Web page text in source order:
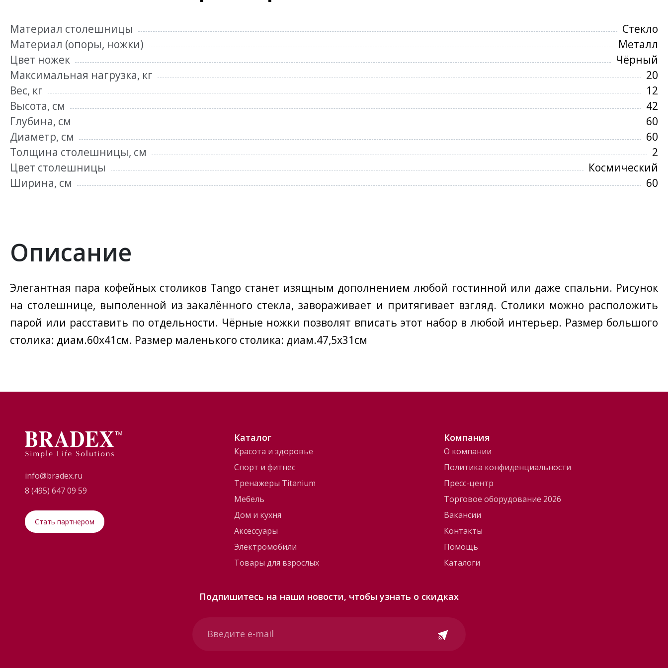
Материал столешницы
Стекло
Материал (опоры, ножки)
Металл
Цвет ножек
Чёрный
Максимальная нагрузка, кг
20
Вес, кг
12
Высота, см
42
Глубина, см
60
Диаметр, см
60
Толщина столешницы, см
2
Цвет столешницы
Космический
Ширина, см
60
Описание
Элегантная пара кофейных столиков Tango станет изящным дополнением любой гостинной или даже спальни. Рисунок
на столешнице, выполенной из закалённого стекла, завораживает и притягивает взгляд. Столики можно расположить
парой или расставить по отдельности. Чёрные ножки позволят вписать этот набор в любой интерьер. Размер большого
столика: диам.60х41см. Размер маленького столика: диам.47,5х31см
info@bradex.ru
8 (495) 647 09 59
Стать партнером
Каталог
Красота и здоровье
Спорт и фитнес
Тренажеры Titanium
Мебель
Дом и кухня
Аксессуары
Электромобили
Товары для взрослых
Компания
О компании
Политика конфиденциальности
Пресс-центр
Торговое оборудование 2026
Вакансии
Контакты
Помощь
Каталоги
Подпишитесь на наши новости, чтобы узнать о скидках